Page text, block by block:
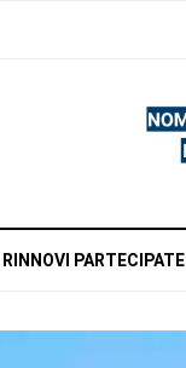
RINNOVI PARTECIPATE